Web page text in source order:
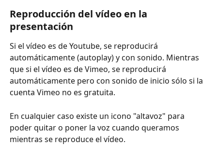
Reproducción del vídeo en la
presentación
Si el vídeo es de Youtube, se reproducirá
automáticamente (autoplay) y con sonido. Mientras
que si el vídeo es de Vimeo, se reproducirá
automáticamente pero con sonido de inicio sólo si la
cuenta Vimeo no es gratuita.
En cualquier caso existe un icono "altavoz" para
poder quitar o poner la voz cuando queramos
mientras se reproduce el vídeo.